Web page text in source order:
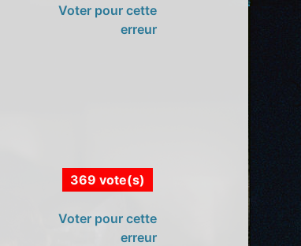
Voter pour cette
erreur
369 vote(s)
Voter pour cette
erreur